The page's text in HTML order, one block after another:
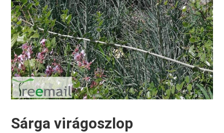
Sárga virágoszlop